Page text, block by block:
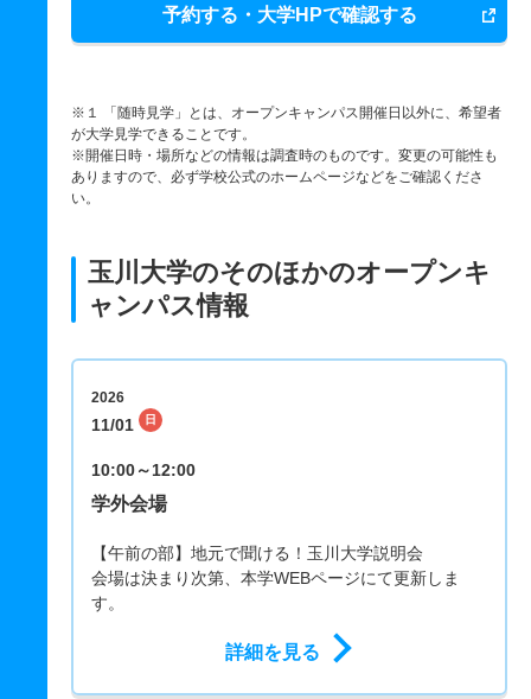
予約する・大学HPで確認する
※１ 「随時見学」とは、オープンキャンパス開催日以外に、希望者
が大学見学できることです。
※開催日時・場所などの情報は調査時のものです。変更の可能性も
ありますので、必ず学校公式のホームページなどをご確認くださ
い。
玉川大学のそのほかのオープンキ
ャンパス情報
2026
11/01 日
10:00～12:00
学外会場
【午前の部】地元で聞ける！玉川大学説明会
会場は決まり次第、本学WEBページにて更新しま
す。
詳細を見る